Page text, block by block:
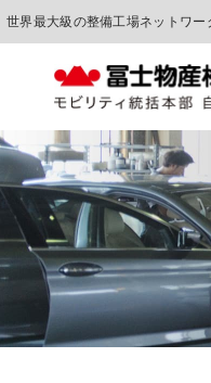
世界最大級の整備工場ネットワ